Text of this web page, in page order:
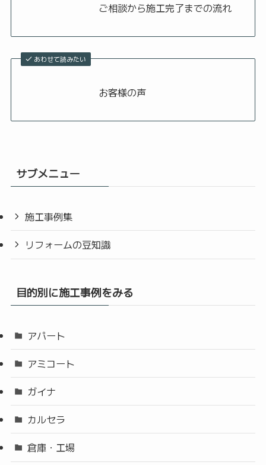
ご相談から施工完了までの流れ
あわせて読みたい
お客様の声
サブメニュー
施工事例集
リフォームの豆知識
目的別に施工事例をみる
アパート
アミコート
ガイナ
カルセラ
倉庫・工場